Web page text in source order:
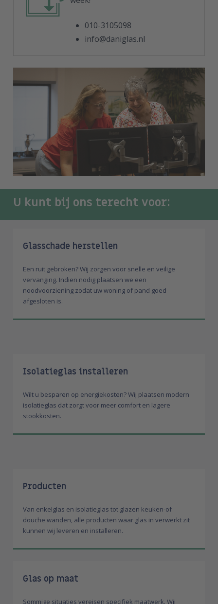
010-3105098
info@daniglas.nl
U kunt bij ons terecht voor:
Glasschade herstellen
Een ruit gebroken? Wij zorgen voor snelle en veilige
vervanging. Indien nodig plaatsen we een
noodvoorziening zodat uw woning of pand goed
afgesloten is.
Isolatieglas installeren
Wilt u besparen op energiekosten? Wij plaatsen modern
isolatieglas dat zorgt voor meer comfort en lagere
stookkosten.
Producten
Van enkelglas en isolatieglas tot glazen keuken-of
douche wanden, alle producten waar glas in verwerkt zit
kunnen wij leveren en installeren.
Glas op maat
Sommige situaties vereisen specifiek maatwerk. Wij